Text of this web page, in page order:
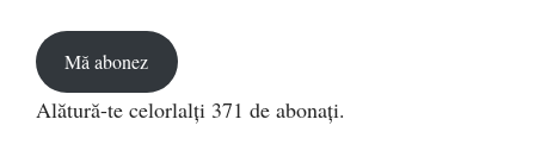
Mă abonez
Alătură-te celorlalți 371 de abonați.